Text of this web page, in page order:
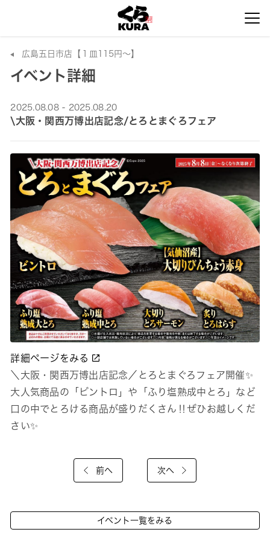
広島五日市店【１皿115円～】
イベント詳細
2025.08.08 - 2025.08.20
\大阪・関西万博出店記念/とろとまぐろフェア
詳細ページをみる
＼大阪・関西万博出店記念／とろとまぐろフェア開催✨
大人気商品の「ビントロ」や「ふり塩熟成中とろ」など
口の中でとろける商品が盛りだくさん‼ぜひお越しくだ
さい✨
前へ 次へ
イベント一覧をみる